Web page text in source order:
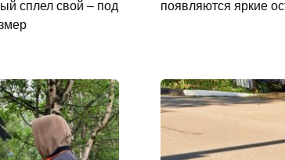
сплел свой – под
появляются яркие